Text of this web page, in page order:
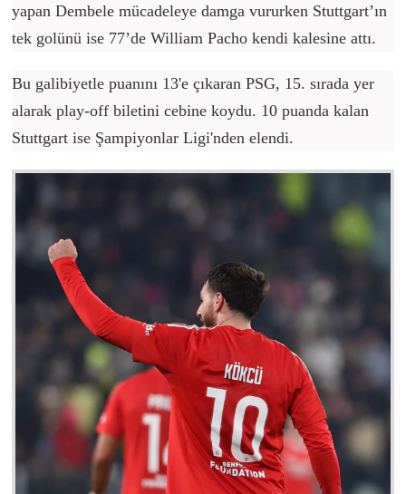
yapan Dembele mücadeleye damga vururken Stuttgart’ın
tek golünü ise 77’de William Pacho kendi kalesine attı.
Bu galibiyetle puanını 13'e çıkaran PSG, 15. sırada yer
alarak play-off biletini cebine koydu. 10 puanda kalan
Stuttgart ise Şampiyonlar Ligi'nden elendi.